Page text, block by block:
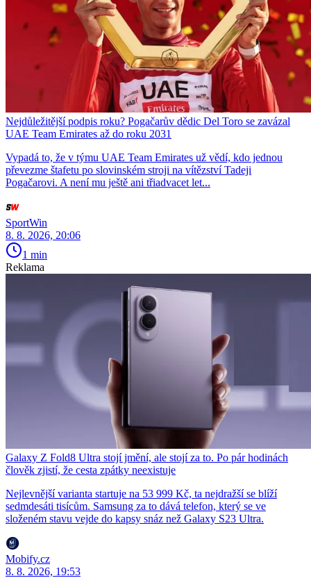
Nejdůležitější podpis roku? Pogačarův dědic Del Toro se zavázal
UAE Team Emirates až do roku 2031
Vypadá to, že v týmu UAE Team Emirates už vědí, kdo jednou
převezme štafetu po slovinském stroji na vítězství Tadeji
Pogačarovi. A není mu ještě ani třiadvacet let...
SportWin
8. 8. 2026, 20:06
1 min
Reklama
Galaxy Z Fold8 Ultra stojí jmění, ale stojí za to. Po pár hodinách
člověk zjistí, že cesta zpátky neexistuje
Nejlevnější varianta startuje na 53 999 Kč, ta nejdražší se blíží
sedmdesáti tisícům. Samsung za to dává telefon, který se ve
složeném stavu vejde do kapsy snáz než Galaxy S23 Ultra.
Mobify.cz
8. 8. 2026, 19:53